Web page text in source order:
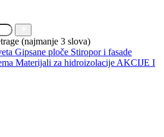
(najmanje 3 slova)
Gipsane ploče Stiropor i fasade
Materijali za hidroizolacije AKCIJE I